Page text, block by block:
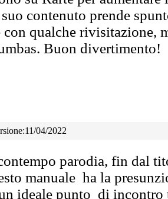
contenuto prende
con qualche rivisitazione,
Buon divertimento!
04/2022
parodia, fin dal
manuale ha la
ideale punto di incontro